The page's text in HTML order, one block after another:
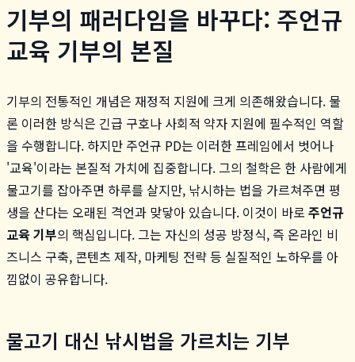
기부의 패러다임을 바꾸다: 주언규
교육 기부의 본질
기부의 전통적인 개념은 재정적 지원에 크게 의존해왔습니다. 물
론 이러한 방식은 긴급 구호나 사회적 약자 지원에 필수적인 역할
을 수행합니다. 하지만 주언규 PD는 이러한 프레임에서 벗어나
'교육'이라는 본질적 가치에 집중합니다. 그의 철학은 한 사람에게
물고기를 잡아주면 하루를 살지만, 낚시하는 법을 가르쳐주면 평
생을 산다는 오래된 격언과 맞닿아 있습니다. 이것이 바로 주언규
교육 기부의 핵심입니다. 그는 자신의 성공 방정식, 즉 온라인 비
즈니스 구축, 콘텐츠 제작, 마케팅 전략 등 실질적인 노하우를 아
낌없이 공유합니다.
물고기 대신 낚시법을 가르치는 기부